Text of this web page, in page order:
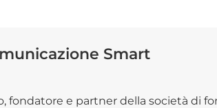
Smart
fondatore e partner della società di